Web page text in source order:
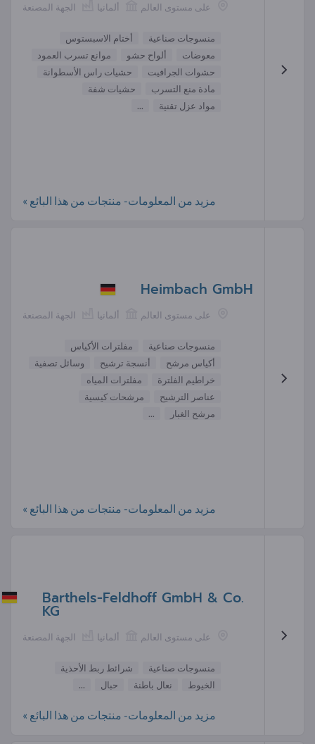
الجهة المصنعة ألمانيا على مستوى العالم
منسوجات صناعية
أختام الاسبستوس
معوضات
ألواح حشو
موانع تسرب العمود
حشوات الجرافيت
حشيات راس الأسطوانة
مادة منع التسرب
حشيات شفة
مواد عزل تقنية
...
مزيد من المعلومات- منتجات من هذا البائع »
Heimbach GmbH
الجهة المصنعة ألمانيا على مستوى العالم
منسوجات صناعية
مفلترات الأكياس
أكياس مرشح
أنسجة ترشيح
وسائل تصفية
خراطيم الفلترة
مفلترات المياه
عناصر الترشيح
مرشحات كيسية
مرشح الغبار
...
مزيد من المعلومات- منتجات من هذا البائع »
Barthels-Feldhoff GmbH & Co.
KG
الجهة المصنعة ألمانيا على مستوى العالم
منسوجات صناعية
شرائط ربط الأحذية
الخيوط
نعال باطنة حبال ...
مزيد من المعلومات- منتجات من هذا البائع »